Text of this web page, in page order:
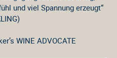
und viel Spannung erzeugt“
)
WINE ADVOCATE